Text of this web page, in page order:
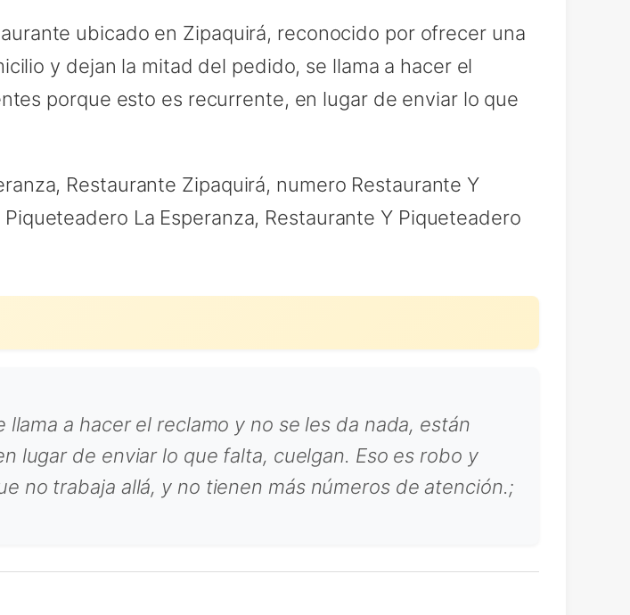
ubicado en Zipaquirá, reconocido por ofrecer una
y dejan la mitad del pedido, se llama a hacer el
porque esto es recurrente, en lugar de enviar lo que
Restaurante Zipaquirá, numero Restaurante Y
La Esperanza, Restaurante Y Piqueteadero
a hacer el reclamo y no se les da nada, están
lugar de enviar lo que falta, cuelgan. Eso es robo y
no trabaja allá, y no tienen más números de atención.;